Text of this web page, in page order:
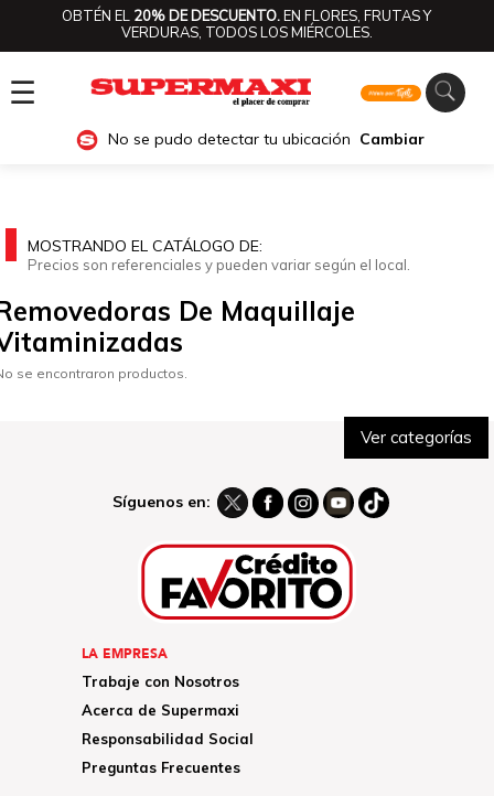
OBTÉN EL 20% DE DESCUENTO.EN FLORES, FRUTAS Y
VERDURAS, TODOS LOS MIÉRCOLES.
☰
No se pudo detectar tu ubicación Cambiar
Ver categorías
MOSTRANDO EL CATÁLOGO DE:
Precios son referenciales y pueden variar según el local.
De Maquillaje
se encontraron productos.
Síguenos en:
LA EMPRESA
Trabaje con Nosotros
Acerca de Supermaxi
Responsabilidad Social
Preguntas Frecuentes